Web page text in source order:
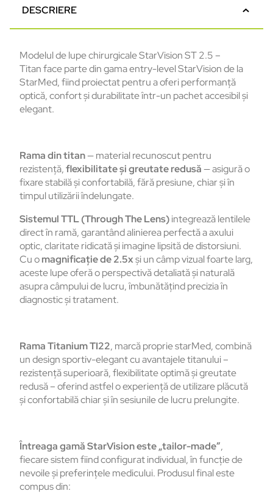
DESCRIERE
Modelul de lupe chirurgicale StarVision ST 2.5 –
Titan face parte din gama entry-level StarVision de la
StarMed, fiind proiectat pentru a oferi performanță
optică, confort și durabilitate într-un pachet accesibil și
elegant.
Rama din titan— material recunoscut pentru
rezistență,flexibilitate și greutate redusă— asigură o
fixare stabilă și confortabilă, fără presiune, chiar și în
timpul utilizării îndelungate.
Sistemul TTL (Through The Lens)integrează lentilele
direct în ramă, garantând alinierea perfectă a axului
optic, claritate ridicată și imagine lipsită de distorsiuni.
Cu omagnificație de 2.5xși un câmp vizual foarte larg,
aceste lupe oferă o perspectivă detaliată și naturală
asupra câmpului de lucru, îmbunătățind precizia în
diagnostic și tratament.
Rama Titanium TI22, marcă proprie starMed, combină
un design sportiv-elegant cu avantajele titanului –
rezistenţă superioară, flexibilitate optimă şi greutate
redusă – oferind astfel o experienţă de utilizare plăcută
şi confortabilă chiar şi în sesiunile de lucru prelungite.
Întreaga gamă StarVision este „tailor-made”,
fiecare sistem fiind configurat individual, în funcție de
nevoile și preferințele medicului. Produsul final este
compus din: